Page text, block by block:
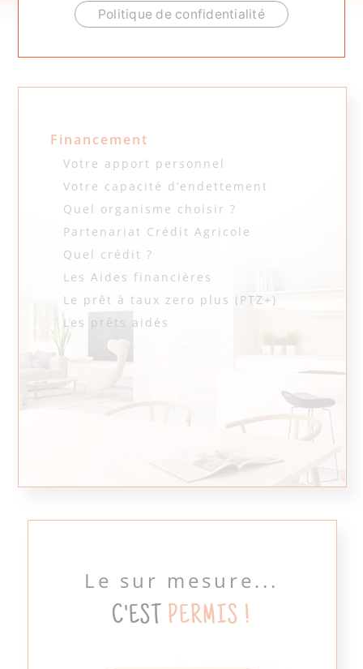
ACCUEIL . FINANCEMENT .CALCULATRICE PTZ
Financement
Votre apport personnel
Votre capacité d’endettement
Quel organisme choisir ?
Partenariat Crédit Agricole
Quel crédit ?
Les Aides financières
Le prêt à taux zero plus (PTZ+)
Les prêts aidés
Le sur mesure...
C'EST PERMIS !
Politique de confidentialité